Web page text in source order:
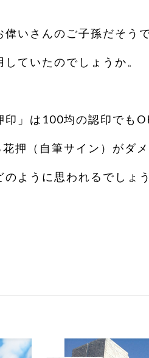
いさんのご子孫だそうで
ていたのでしょうか。
」は100均の認印でも
押（自筆サイン）がダメ
ように思われるでしょう